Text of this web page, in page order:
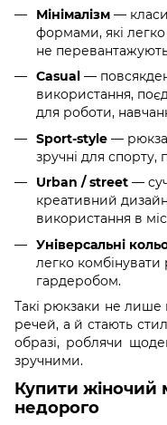
Мінімалізм —
формами, які
не
Casual —
використання,
для роботи,
Sport-style —
зручні для спорту,
Urban / street —
креативний
використання в
Універсальні
легко комбінувати
гардеробом.
Такі рюкзаки не
речей, а й стають
образі, роблячи
зручними.
Купити жіночий
недорого